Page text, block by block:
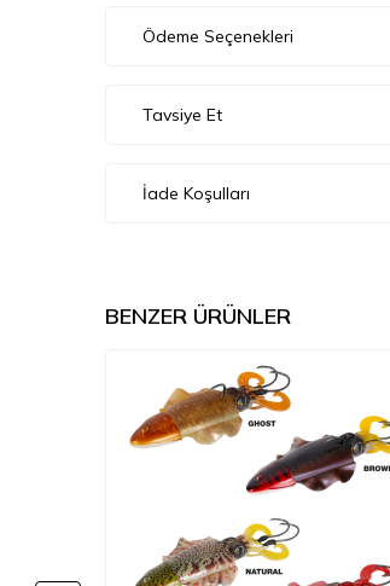
Ödeme Seçenekleri
Tavsiye Et
İade Koşulları
BENZER ÜRÜNLER